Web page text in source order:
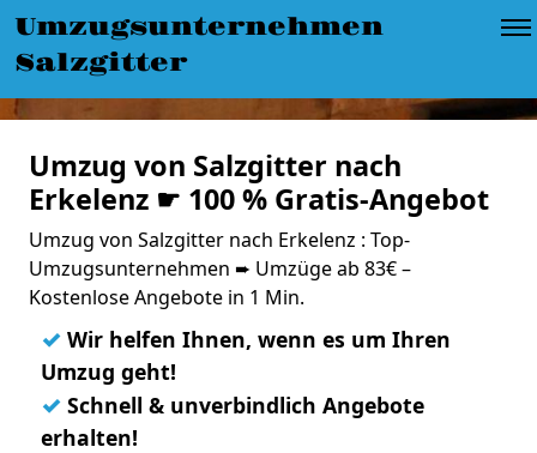
Umzugsunternehmen
Salzgitter
Umzug von Salzgitter nach
Erkelenz ☛ 100 % Gratis-Angebot
Umzug von Salzgitter nach Erkelenz : Top-
Umzugsunternehmen ➨ Umzüge ab 83€ –
Kostenlose Angebote in 1 Min.
✓ Wir helfen Ihnen, wenn es um Ihren
Umzug geht!
✓ Schnell & unverbindlich Angebote
erhalten!